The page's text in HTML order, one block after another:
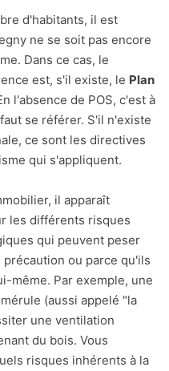
d'habitants, il est
ne se soit pas encore
Dans ce cas, le
est, s'il existe, le Plan
l'absence de POS, c'est à
se référer. S'il n'existe
ce sont les directives
qui s'appliquent.
il apparaît
les différents risques
qui peuvent peser
ou parce qu'ils
même. Par exemple, une
(aussi appelé "la
une ventilation
du bois. Vous
risques inhérents à la